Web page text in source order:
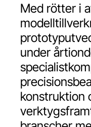
Med rötter i
under
konstruktion